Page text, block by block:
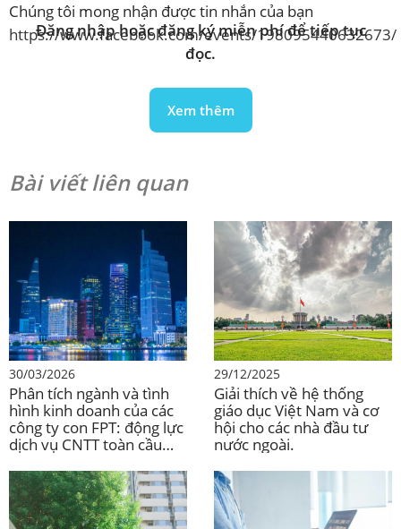
Chúng tôi mong nhận được tin nhắn của bạn
https://www.facebook.com/events/198095440632673/
Đăng nhập hoặc đăng ký miễn phí để tiếp tục
đọc.
Xem thêm
Bài viết liên quan
30/03/2026
Phân tích ngành và tình
hình kinh doanh của các
công ty con FPT: động lực
dịch vụ CNTT toàn cầu
và viễn thông.
29/12/2025
Giải thích về hệ thống
giáo dục Việt Nam và cơ
hội cho các nhà đầu tư
nước ngoài.